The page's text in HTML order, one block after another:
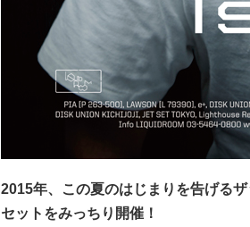
2015年、この夏のはじまりを告げる
セットをみっちり開催！